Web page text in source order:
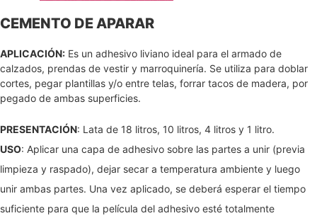
CEMENTO DE APARAR
APLICACIÓN: Es un adhesivo liviano ideal para el armado de
calzados, prendas de vestir y marroquinería. Se utiliza para doblar
cortes, pegar plantillas y/o entre telas, forrar tacos de madera, por
pegado de ambas superficies.
PRESENTACIÓN: Lata de 18 litros, 10 litros, 4 litros y 1 litro.
USO: Aplicar una capa de adhesivo sobre las partes a unir (previa
limpieza y raspado), dejar secar a temperatura ambiente y luego
unir ambas partes. Una vez aplicado, se deberá esperar el tiempo
suficiente para que la película del adhesivo esté totalmente